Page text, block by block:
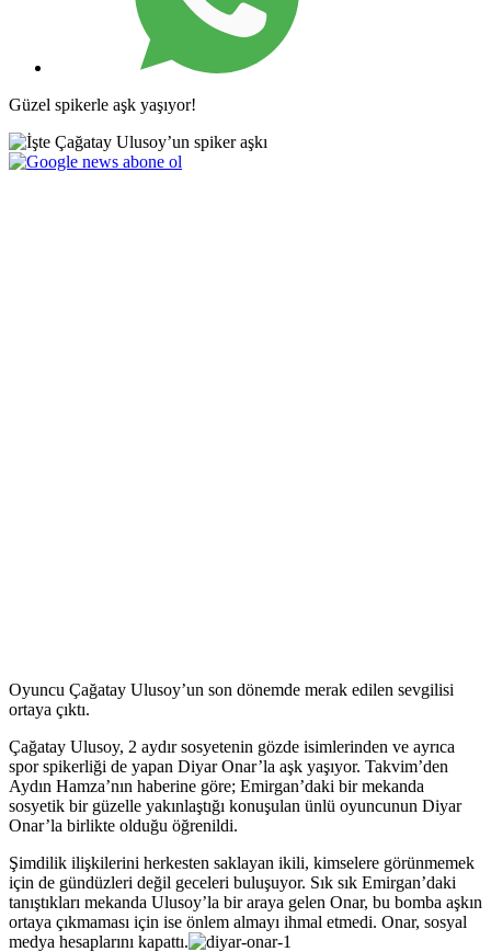
Güzel spikerle aşk yaşıyor!
Oyuncu Çağatay Ulusoy’un son dönemde merak edilen sevgilisi
ortaya çıktı.
Çağatay Ulusoy, 2 aydır sosyetenin gözde isimlerinden ve ayrıca
spor spikerliği de yapan Diyar Onar’la aşk yaşıyor. Takvim’den
Aydın Hamza’nın haberine göre; Emirgan’daki bir mekanda
sosyetik bir güzelle yakınlaştığı konuşulan ünlü oyuncunun Diyar
Onar’la birlikte olduğu öğrenildi.
Şimdilik ilişkilerini herkesten saklayan ikili, kimselere görünmemek
için de gündüzleri değil geceleri buluşuyor. Sık sık Emirgan’daki
tanıştıkları mekanda Ulusoy’la bir araya gelen Onar, bu bomba aşkın
ortaya çıkmaması için ise önlem almayı ihmal etmedi. Onar, sosyal
medya hesaplarını kapattı.